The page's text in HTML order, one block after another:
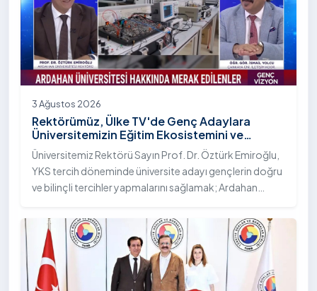
3 Ağustos 2026
Rektörümüz, Ülke TV'de Genç Adaylara
Üniversitemizin Eğitim Ekosistemini ve
Sunduğu Nitelikli İmkânları Anlattı
Üniversitemiz Rektörü Sayın Prof. Dr. Öztürk Emiroğlu,
YKS tercih döneminde üniversite adayı gençlerin doğru
ve bilinçli tercihler yapmalarını sağlamak; Ardahan
çeşitliliğini ve nitelikli imkânlarını aktarmak üzere Ülke TV
ekranlarında yayımlanan "Genç Vizyon" programına
canlı yayın konuğu olarak katıldı.